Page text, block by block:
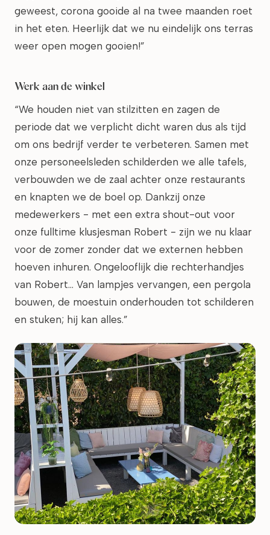
geweest, corona gooide al na twee maanden roet
in het eten. Heerlijk dat we nu eindelijk ons terras
weer open mogen gooien!”
Werk aan de winkel
“We houden niet van stilzitten en zagen de
periode dat we verplicht dicht waren dus als tijd
om ons bedrijf verder te verbeteren. Samen met
onze personeelsleden schilderden we alle tafels,
verbouwden we de zaal achter onze restaurants
en knapten we de boel op. Dankzij onze
medewerkers - met een extra shout-out voor
onze fulltime klusjesman Robert - zijn we nu klaar
voor de zomer zonder dat we externen hebben
hoeven inhuren. Ongelooflijk die rechterhandjes
van Robert... Van lampjes vervangen, een pergola
bouwen, de moestuin onderhouden tot schilderen
en stuken; hij kan alles.”